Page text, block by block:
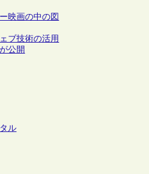
映画の中の図
ブ技術の活用
公開
ル